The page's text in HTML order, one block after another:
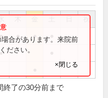
祝
● ●
合があります。来院前
ださい。
×閉じる
終了の30分前まで